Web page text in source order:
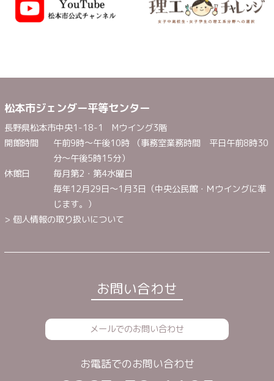
松本市ジェンダー平等センター
長野県松本市中央1-18-1 Mウイング3階
開館時間
午前9時～午後10時 （事務室業務時間 平日午前8時30
分～午後5時15分）
休館日
毎月第2・第4水曜日
毎年12月29日～1月3日（中央公民館・Ｍウイングに準
じます。）
> 個人情報の取り扱いについて
お問い合わせ
メールでのお問い合わせ
お電話でのお問い合わせ